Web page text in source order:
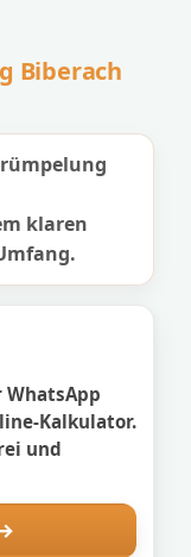
Biberach
klaren
WhatsApp
Kalkulator.
und